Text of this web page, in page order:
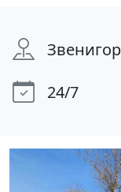
24/7